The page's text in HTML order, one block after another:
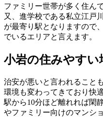
ファミリー世帯が多く住ん
又、進学校である私立江戸
が最寄り駅となりますので
でいるエリアと言えます。
小岩の住みやすい
治安が悪いと言われること
環境も変わってきており快
駅から10分ほど離れれば閑
やファミリー向けのマンシ